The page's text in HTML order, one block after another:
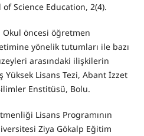
Science Education, 2(4).
Okul öncesi öğretmen
yönelik tutumları ile bazı
arasındaki ilişkilerin
Yüksek Lisans Tezi, Abant İzzet
Enstitüsü, Bolu.
Lisans Programının
Ziya Gökalp Eğitim